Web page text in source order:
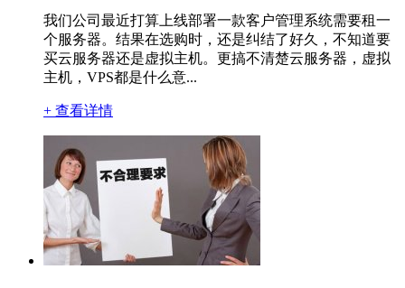
我们公司最近打算上线部署一款客户管理系统需要租一
个服务器。结果在选购时，还是纠结了好久，不知道要
买云服务器还是虚拟主机。更搞不清楚云服务器，虚拟
主机，VPS都是什么意...
+ 查看详情